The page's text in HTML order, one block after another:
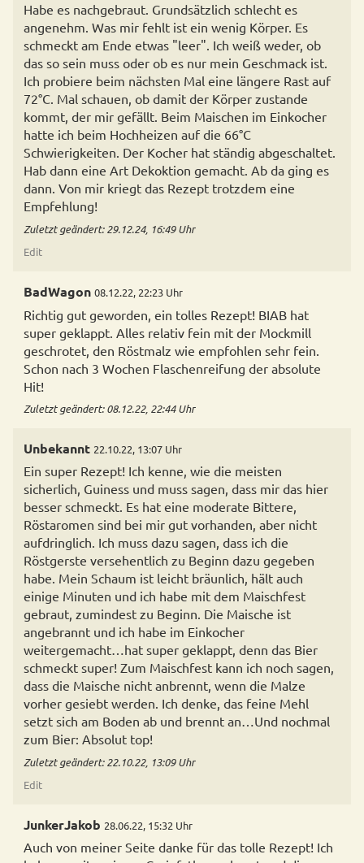
Habe es nachgebraut. Grundsätzlich schlecht es
angenehm. Was mir fehlt ist ein wenig Körper. Es
schmeckt am Ende etwas "leer". Ich weiß weder, ob
das so sein muss oder ob es nur mein Geschmack ist.
Ich probiere beim nächsten Mal eine längere Rast auf
72°C. Mal schauen, ob damit der Körper zustande
kommt, der mir gefällt. Beim Maischen im Einkocher
hatte ich beim Hochheizen auf die 66°C
Schwierigkeiten. Der Kocher hat ständig abgeschaltet.
Hab dann eine Art Dekoktion gemacht. Ab da ging es
dann. Von mir kriegt das Rezept trotzdem eine
Empfehlung!
Zuletzt geändert: 29.12.24, 16:49 Uhr
Edit
BadWagon 08.12.22, 22:23 Uhr
Richtig gut geworden, ein tolles Rezept! BIAB hat
super geklappt. Alles relativ fein mit der Mockmill
geschrotet, den Röstmalz wie empfohlen sehr fein.
Schon nach 3 Wochen Flaschenreifung der absolute
Hit!
Zuletzt geändert: 08.12.22, 22:44 Uhr
Unbekannt 22.10.22, 13:07 Uhr
Ein super Rezept! Ich kenne, wie die meisten
sicherlich, Guiness und muss sagen, dass mir das hier
besser schmeckt. Es hat eine moderate Bittere,
Röstaromen sind bei mir gut vorhanden, aber nicht
aufdringlich. Ich muss dazu sagen, dass ich die
Röstgerste versehentlich zu Beginn dazu gegeben
habe. Mein Schaum ist leicht bräunlich, hält auch
einige Minuten und ich habe mit dem Maischfest
gebraut, zumindest zu Beginn. Die Maische ist
angebrannt und ich habe im Einkocher
weitergemacht…hat super geklappt, denn das Bier
schmeckt super! Zum Maischfest kann ich noch sagen,
dass die Maische nicht anbrennt, wenn die Malze
vorher gesiebt werden. Ich denke, das feine Mehl
setzt sich am Boden ab und brennt an…Und nochmal
zum Bier: Absolut top!
Zuletzt geändert: 22.10.22, 13:09 Uhr
Edit
JunkerJakob 28.06.22, 15:32 Uhr
Auch von meiner Seite danke für das tolle Rezept! Ich